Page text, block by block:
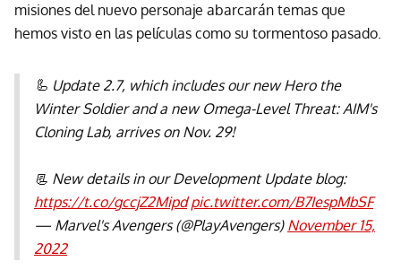
misiones del nuevo personaje abarcarán temas que
hemos visto en las películas como su tormentoso pasado.
🦾 Update 2.7, which includes our new Hero the
Winter Soldier and a new Omega-Level Threat: AIM's
Cloning Lab, arrives on Nov. 29!
📃 New details in our Development Update blog:
https://t.co/gccjZ2Mipd pic.twitter.com/B7IespMbSF
— Marvel's Avengers (@PlayAvengers) November 15,
2022